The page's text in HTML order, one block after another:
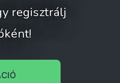
regisztrálj